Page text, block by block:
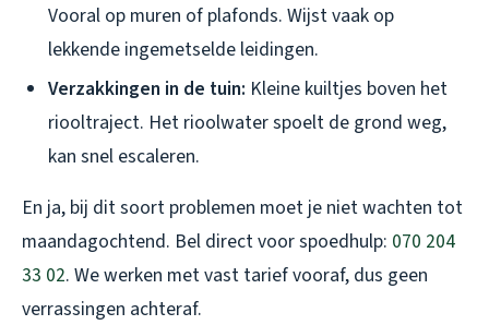
Vooral op muren of plafonds. Wijst vaak op
lekkende ingemetselde leidingen.
Verzakkingen in de tuin: Kleine kuiltjes boven het
riooltraject. Het rioolwater spoelt de grond weg,
kan snel escaleren.
En ja, bij dit soort problemen moet je niet wachten tot
maandagochtend. Bel direct voor spoedhulp: 070 204
33 02. We werken met vast tarief vooraf, dus geen
verrassingen achteraf.